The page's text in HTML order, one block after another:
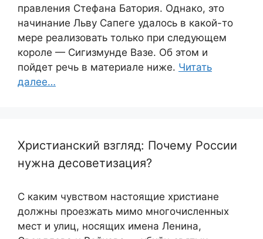
правления Стефана Батория. Однако, это
начинание Льву Сапеге удалось в какой-то
мере реализовать только при следующем
короле — Сигизмунде Вазе. Об этом и
пойдет речь в материале ниже. Читать
далее…
Христианский взгляд: Почему России
нужна десоветизация?
С каким чувством настоящие христиане
должны проезжать мимо многочисленных
мест и улиц, носящих имена Ленина,